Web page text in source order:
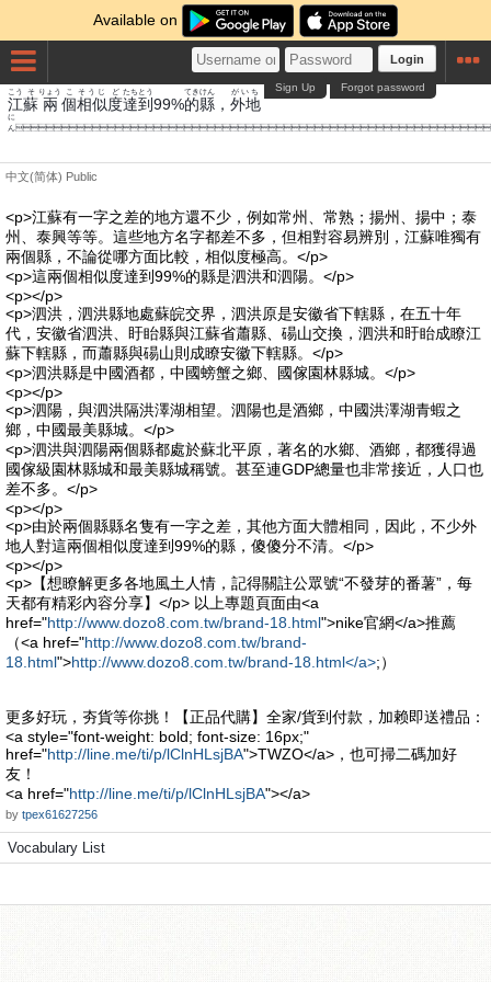
Available on
Login
Forgot password
Sign Up
江
こう
蘇
そ
兩
りょう
個
こ
相似
そうじ
度
ど
達
たち
到
とう
99%的
てき
縣
けん
， 外地
がいち
に
ん
中文(简体) Public
<p>江蘇有一字之差的地方還不少，例如常州、常熟；揚州、揚中；泰
州、泰興等等。這些地方名字都差不多，但相對容易辨別，江蘇唯獨有
兩個縣，不論從哪方面比較，相似度極高。</p>
<p>這兩個相似度達到99%的縣是泗洪和泗陽。</p>
<p></p>
<p>泗洪，泗洪縣地處蘇皖交界，泗洪原是安徽省下轄縣，在五十年
代，安徽省泗洪、盱眙縣與江蘇省蕭縣、碭山交換，泗洪和盱眙成瞭江
蘇下轄縣，而蕭縣與碭山則成瞭安徽下轄縣。</p>
<p>泗洪縣是中國酒都，中國螃蟹之鄉、國傢園林縣城。</p>
<p></p>
<p>泗陽，與泗洪隔洪澤湖相望。泗陽也是酒鄉，中國洪澤湖青蝦之
鄉，中國最美縣城。</p>
<p>泗洪與泗陽兩個縣都處於蘇北平原，著名的水鄉、酒鄉，都獲得過
國傢級園林縣城和最美縣城稱號。甚至連GDP總量也非常接近，人口也
差不多。</p>
<p></p>
<p>由於兩個縣縣名隻有一字之差，其他方面大體相同，因此，不少外
地人對這兩個相似度達到99%的縣，傻傻分不清。</p>
<p></p>
<p>【想瞭解更多各地風土人情，記得關註公眾號“不發芽的番薯”，每
天都有精彩內容分享】</p> 以上專題頁面由<a
href="http://www.dozo8.com.tw/brand-18.html">nike官網</a>推薦
（<a href="http://www.dozo8.com.tw/brand-
18.html">http://www.dozo8.com.tw/brand-18.html</a>;）
更多好玩，夯貨等你挑！【正品代購】全家/貨到付款，加赖即送禮品：
<a style="font-weight: bold; font-size: 16px;"
href="http://line.me/ti/p/lClnHLsjBA">TWZO</a>，也可掃二碼加好
友！
<a href="http://line.me/ti/p/lClnHLsjBA"></a>
by tpex61627256
Vocabulary List